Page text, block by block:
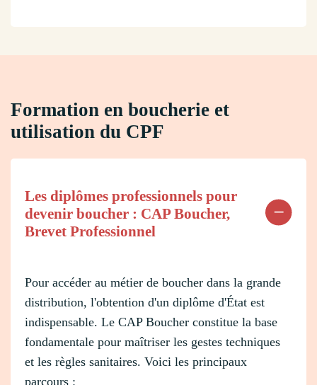
Formation en boucherie et
utilisation du CPF
Les diplômes professionnels pour
devenir boucher : CAP Boucher,
Brevet Professionnel
Pour accéder au métier de boucher dans la grande
distribution, l'obtention d'un diplôme d'État est
indispensable. Le CAP Boucher constitue la base
fondamentale pour maîtriser les gestes techniques
et les règles sanitaires. Voici les principaux
parcours :